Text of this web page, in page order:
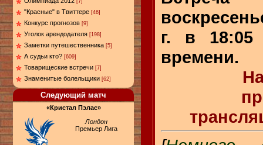
[7]
"Красные" в Твиттере [46]
Конкурс прогнозов [9]
Уголок арендодателя [198]
Заметки путешественника [5]
А судьи кто? [609]
Товарищеские встречи [7]
Знаменитые болельщики [62]
Следующий матч
«Кристал Пэлас»
Лондон
Премьер Лига
г. в 18:05
времени.